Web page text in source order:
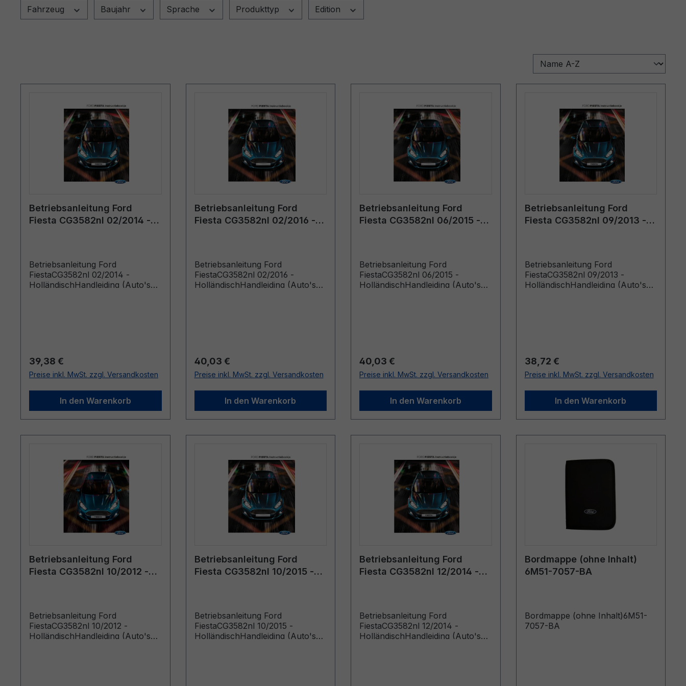
Fahrzeug Baujahr Sprache Produkttyp Edition
Betriebsanleitung Ford
Fiesta CG3582nl 02/2014 -
Betriebsanleitung Ford
FiestaCG3582nl 02/2014 -
HolländischHandleiding (Auto's
Regulärer Preis:
39,38 €
Preise inkl. MwSt. zzgl. Versandkosten
In den Warenkorb
Betriebsanleitung Ford
Fiesta CG3582nl 02/2016 -
Betriebsanleitung Ford
FiestaCG3582nl 02/2016 -
HolländischHandleiding (Auto's
Regulärer Preis:
40,03 €
Preise inkl. MwSt. zzgl. Versandkosten
In den Warenkorb
Betriebsanleitung Ford
Fiesta CG3582nl 06/2015 -
Betriebsanleitung Ford
FiestaCG3582nl 06/2015 -
HolländischHandleiding (Auto's
Regulärer Preis:
40,03 €
Preise inkl. MwSt. zzgl. Versandkosten
In den Warenkorb
Betriebsanleitung Ford
Fiesta CG3582nl 09/2013 -
Betriebsanleitung Ford
FiestaCG3582nl 09/2013 -
HolländischHandleiding (Auto's
Regulärer Preis:
38,72 €
Preise inkl. MwSt. zzgl. Versandkosten
In den Warenkorb
Betriebsanleitung Ford
Fiesta CG3582nl 10/2012 -
Betriebsanleitung Ford
FiestaCG3582nl 10/2012 -
HolländischHandleiding (Auto's
Betriebsanleitung Ford
Fiesta CG3582nl 10/2015 -
Betriebsanleitung Ford
FiestaCG3582nl 10/2015 -
HolländischHandleiding (Auto's
Betriebsanleitung Ford
Fiesta CG3582nl 12/2014 -
Betriebsanleitung Ford
FiestaCG3582nl 12/2014 -
HolländischHandleiding (Auto's
Bordmappe (ohne Inhalt)
6M51-7057-BA
Bordmappe (ohne Inhalt)6M51-
7057-BA